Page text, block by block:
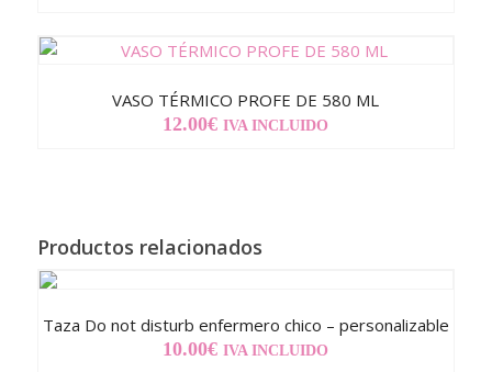
VASO TÉRMICO PROFE DE 580 ML
12.00€ IVA INCLUIDO
Productos relacionados
Taza Do not disturb enfermero chico – personalizable
10.00€ IVA INCLUIDO